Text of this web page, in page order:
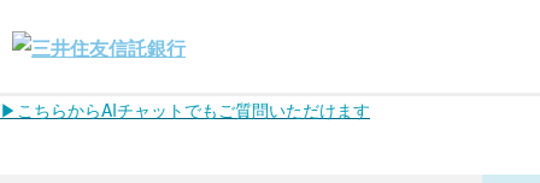
▶こちらからAIチャットでもご質問いただけます